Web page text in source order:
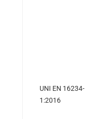
UNI EN 16234-
1:2016